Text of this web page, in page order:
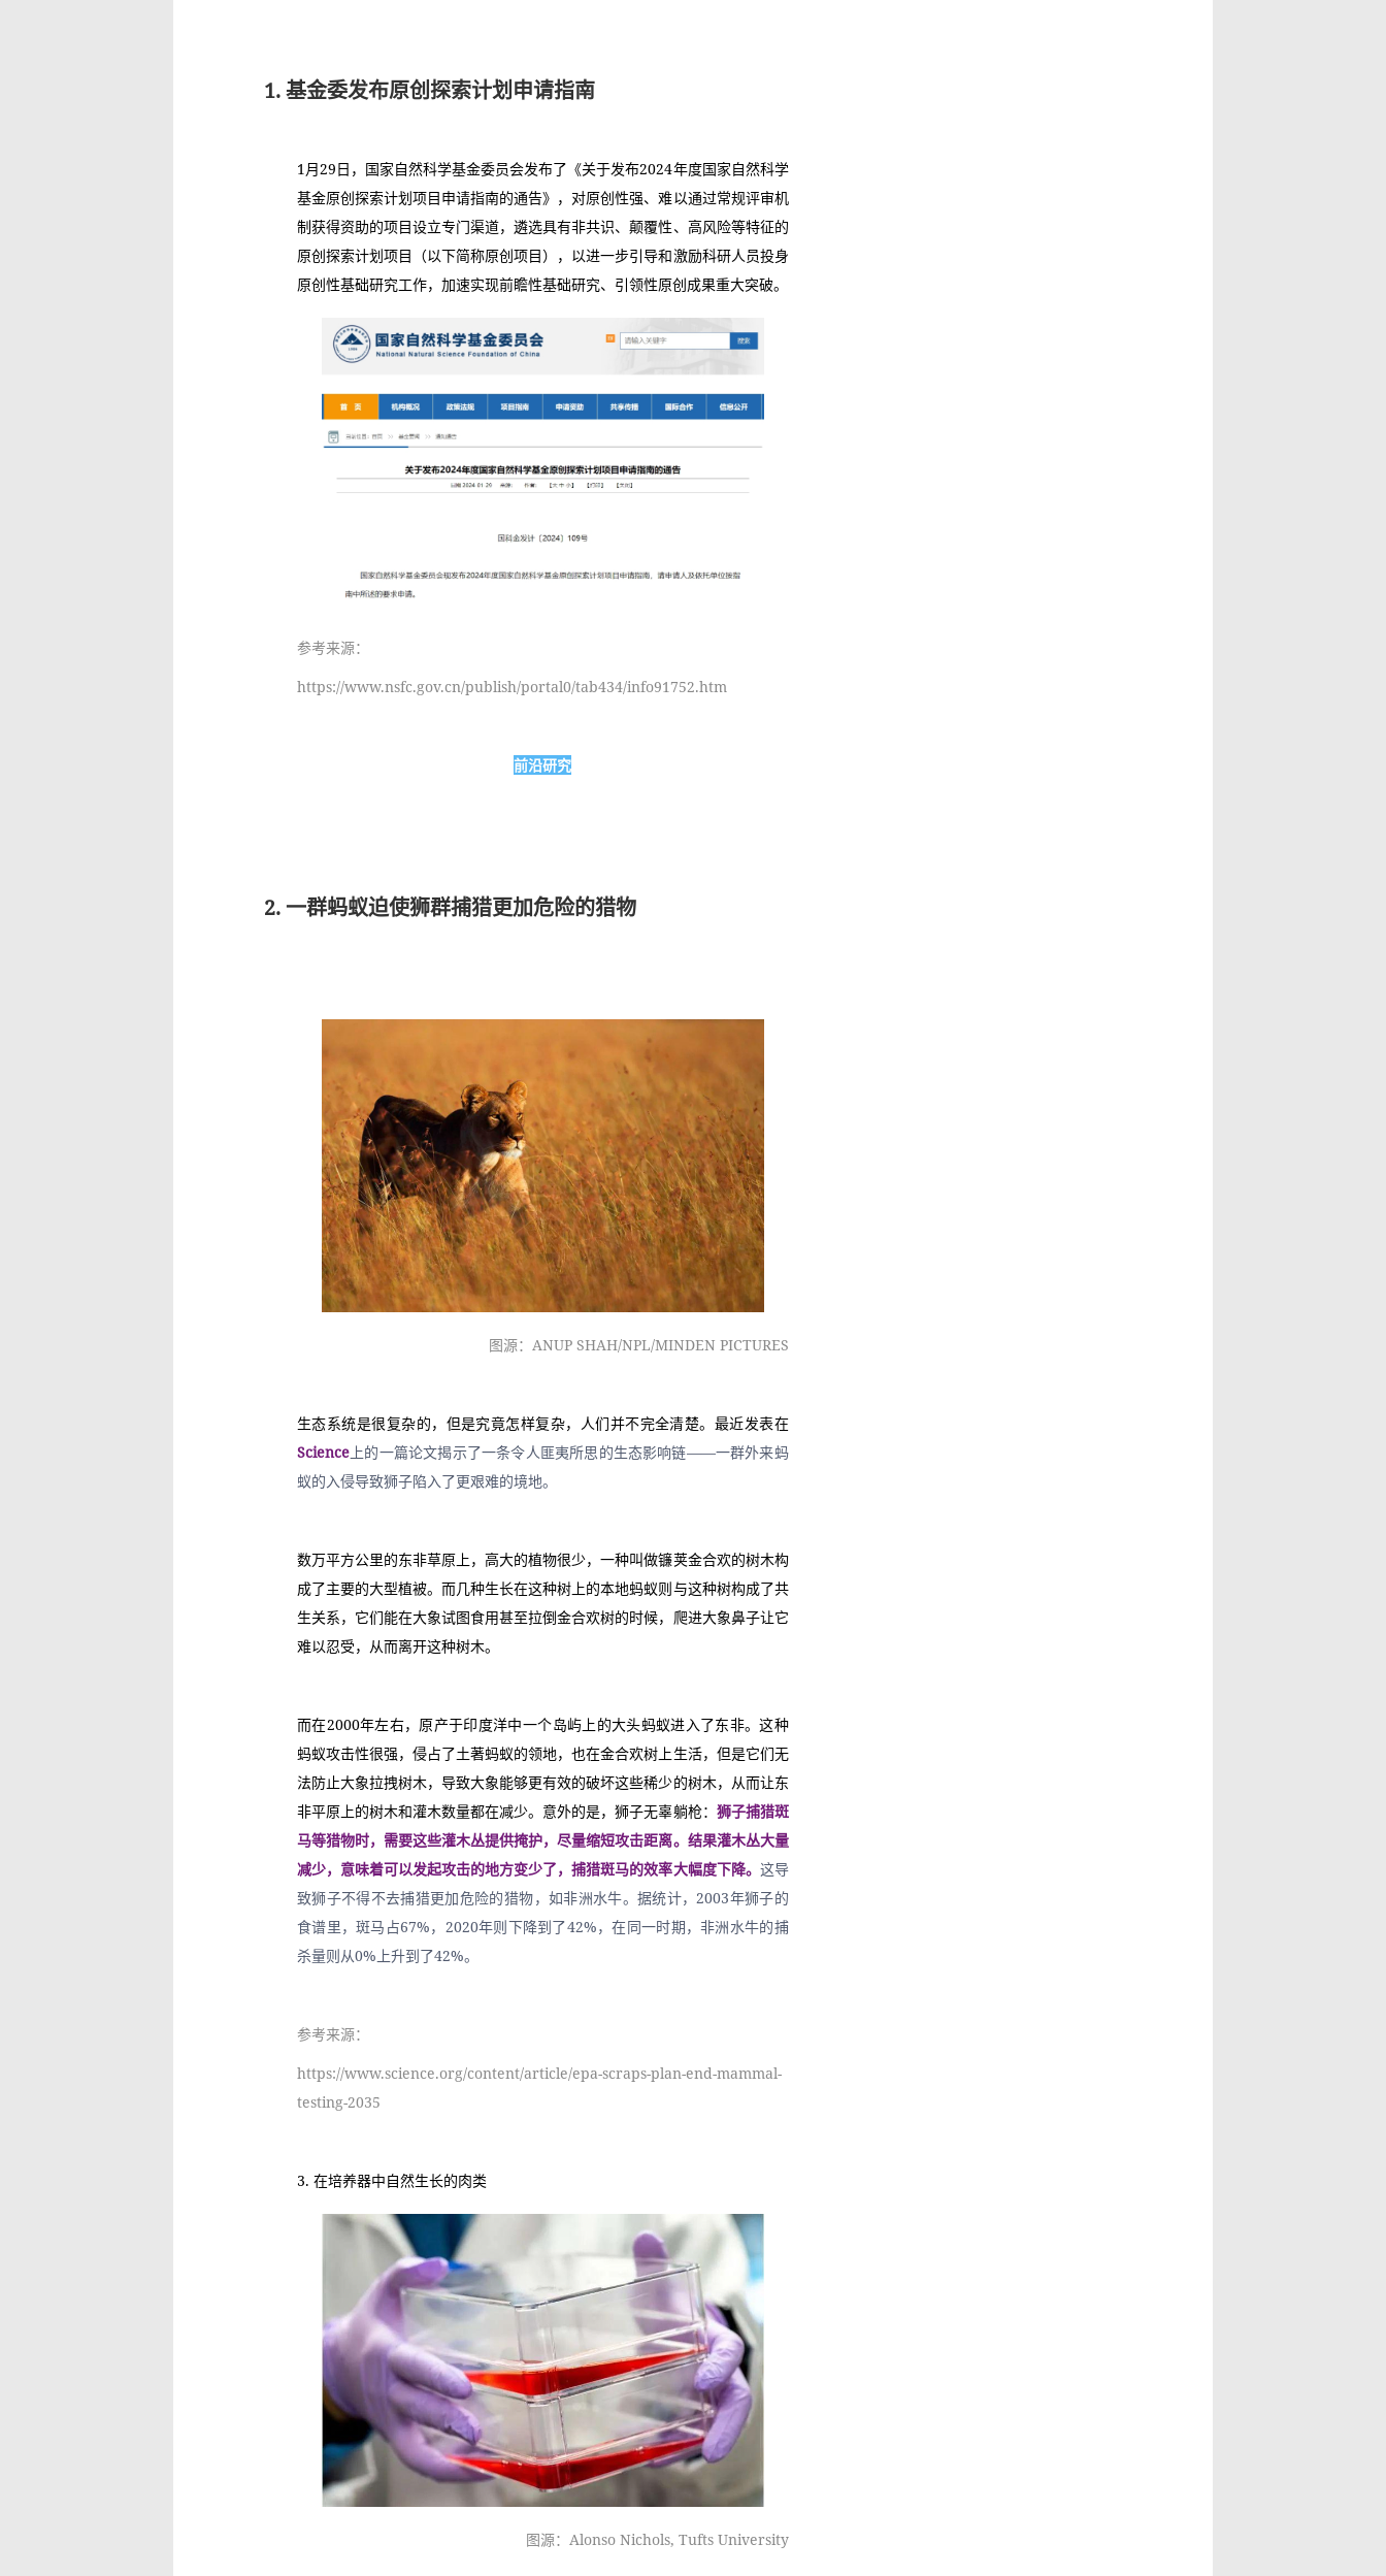
1. 基金委发布原创探索计划申请指南
1月29日，国家自然科学基金委员会发布了《关于发布2024年度国家自然科学
基金原创探索计划项目申请指南的通告》，对原创性强、难以通过常规评审机
制获得资助的项目设立专门渠道，遴选具有非共识、颠覆性、高风险等特征的
原创探索计划项目（以下简称原创项目），以进一步引导和激励科研人员投身
原创性基础研究工作，加速实现前瞻性基础研究、引领性原创成果重大突破。
参考来源：
https://www.nsfc.gov.cn/publish/portal0/tab434/info91752.htm
前沿研究
2. 一群蚂蚁迫使狮群捕猎更加危险的猎物
图源：ANUP SHAH/NPL/MINDEN PICTURES
生态系统是很复杂的，但是究竟怎样复杂，人们并不完全清楚。最近发表在
Science 上的一篇论文揭示了一条令人匪夷所思的生态影响链——一群外来蚂
蚁的入侵导致狮子陷入了更艰难的境地。
数万平方公里的东非草原上，高大的植物很少，一种叫做镰荚金合欢的树木构
成了主要的大型植被。而几种生长在这种树上的本地蚂蚁则与这种树构成了共
生关系，它们能在大象试图食用甚至拉倒金合欢树的时候，爬进大象鼻子让它
难以忍受，从而离开这种树木。
而在2000年左右，原产于印度洋中一个岛屿上的大头蚂蚁进入了东非。这种
蚂蚁攻击性很强，侵占了土著蚂蚁的领地，也在金合欢树上生活，但是它们无
法防止大象拉拽树木，导致大象能够更有效的破坏这些稀少的树木，从而让东
非平原上的树木和灌木数量都在减少。意外的是，狮子无辜躺枪： 狮子捕猎斑
马等猎物时，需要这些灌木丛提供掩护，尽量缩短攻击距离。结果灌木丛大量
减少，意味着可以发起攻击的地方变少了，捕猎斑马的效率大幅度下降。 这导
致狮子不得不去捕猎更加危险的猎物，如非洲水牛。据统计，2003年狮子的
食谱里，斑马占67%，2020年则下降到了42%，在同一时期，非洲水牛的捕
杀量则从0%上升到了42%。
参考来源：
https://www.science.org/content/article/epa-scraps-plan-end-mammal-
testing-2035
3. 在培养器中自然生长的肉类
图源：Alonso Nichols, Tufts University